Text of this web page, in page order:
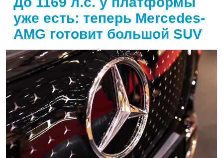
уже есть: теперь Mercedes-
AMG готовит большой SUV